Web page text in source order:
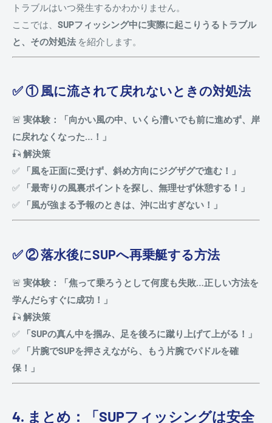
トラブルはいつ発生するかわかりません。
ここでは、 SUPフィッシング中に実際に起こりうるトラブル
と、その対処法 を紹介します。
✅ ① 風に流されて戻れないときの対処法
🚨 実体験：「向かい風の中、いくら漕いでも前に進めず、岸
に戻れなくなった…！」
🎣 解決策
✅
「風を正面に受けず、斜め方向にジグザグで進む！」
✅
「最寄りの風裏ポイントを探し、無理せず休憩する！」
✅
「風が強まる予報のときは、沖に出すぎない！」
✅ ② 落水後にSUPへ再乗艇する方法
🚨 実体験：「焦って乗ろうとして何度も失敗…正しい方法を
学んだらすぐに成功！」
🎣 解決策
✅
「SUPの真ん中を掴み、足を後ろに蹴り上げて上がる！」
✅
「片腕でSUPを押さえながら、もう片腕でパドルを確
保！」
4. まとめ：「SUPフィッシングは安全